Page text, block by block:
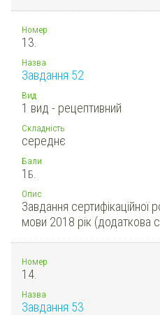
Номер
13.
Назва
Завдання 52
Вид
1 вид - рецептивний
Складність
середнє
Бали
1 Б.
Опис
Завдання сертифікаційної
мови 2018 рік (додаткова
Номер
14.
Назва
Завдання 53